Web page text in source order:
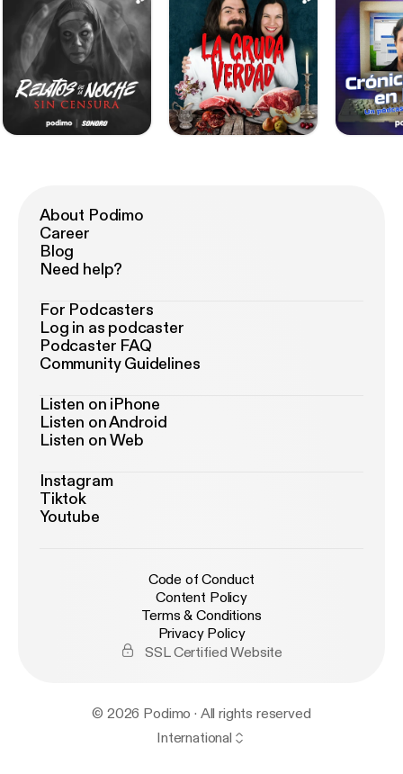
About Podimo
Career
Blog
Need help?
For Podcasters
Log in as podcaster
Podcaster FAQ
Community Guidelines
Listen on iPhone
Listen on Android
Listen on Web
Instagram
Tiktok
Youtube
Code of Conduct
Content Policy
Terms & Conditions
Privacy Policy
SSL Certified Website
© 2026 Podimo · All rights reserved
International